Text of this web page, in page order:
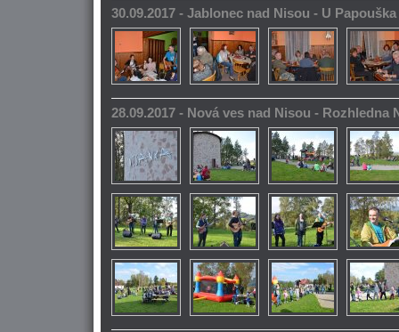
30.09.2017 - Jablonec nad Nisou - U
28.09.2017 - Nová ves nad Nisou - Rozhledna